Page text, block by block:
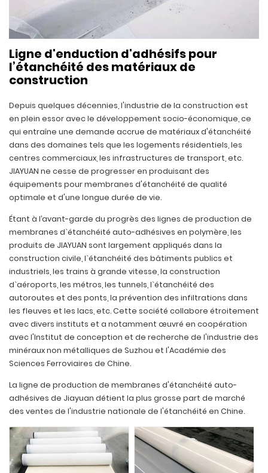
Ligne d'enduction d'adhésifs pour
l’étanchéité des matériaux de
construction
Depuis quelques décennies, l'industrie de la construction est
en plein essor avec le développement socio-économique, ce
qui entraîne une demande accrue de matériaux d'étanchéité
dans des domaines tels que les logements résidentiels, les
centres commerciaux, les infrastructures de transport, etc.
JIAYUAN ne cesse de progresser en produisant des
équipements pour membranes d'étanchéité de qualité
optimale et d'une longue durée de vie.
Étant à l’avant-garde du progrès des lignes de production de
membranes d`étanchéité auto-adhésives en polymère, les
produits de JIAYUAN sont largement appliqués dans la
construction civile, l`étanchéité des bâtiments publics et
industriels, les trains à grande vitesse, la construction
d`aéroports, les métros, les tunnels, l`étanchéité des
autoroutes et des ponts, la prévention des infiltrations dans
les fleuves et les lacs, etc. Cette société collabore étroitement
avec divers instituts et a notamment œuvré en coopération
avec l'Institut de conception et de recherche de l'industrie des
minéraux non métalliques de Suzhou et l'Académie des
Sciences Ferroviaires de Chine.
La ligne de production de membranes d'étanchéité auto-
adhésives de Jiayuan détient la plus grosse part de marché
des ventes de l'industrie nationale de l'étanchéité en Chine.